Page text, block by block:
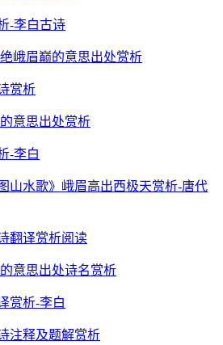
-李白古诗
峨眉巅的意思出处赏析
赏析
意思出处赏析
-李白
山水歌》峨眉高出西极天赏析-唐代
翻译赏析阅读
意思出处诗名赏析
赏析-李白
注释及题解赏析